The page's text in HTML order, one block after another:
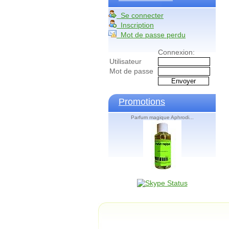
Se connecter
Inscription
Mot de passe perdu
Connexion:
Utilisateur
Mot de passe
Promotions
Parfum magique Aphrodi...